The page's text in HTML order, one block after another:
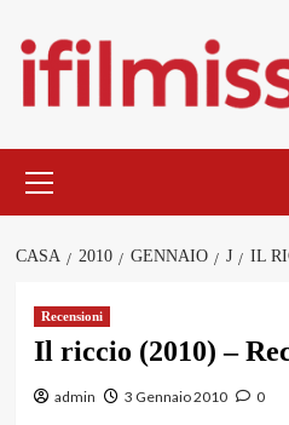
contenuto
principale
CASA 2010 GENNAIO J IL
Recensioni
Il riccio (2010) –
admin 3 Gennaio 2010 0